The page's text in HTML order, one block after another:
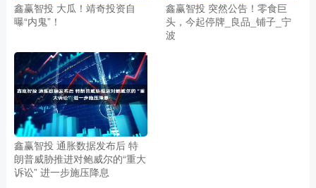
鑫赢智投 大瓜！靖奇投资自
曝“内鬼”！
鑫赢智投 突然公告！零食巨
头，今起停牌_良品_铺子_宁
波
鑫赢智投 通胀数据发布后 特
朗普威胁推进对鲍威尔的“重大
诉讼” 进一步施压降息